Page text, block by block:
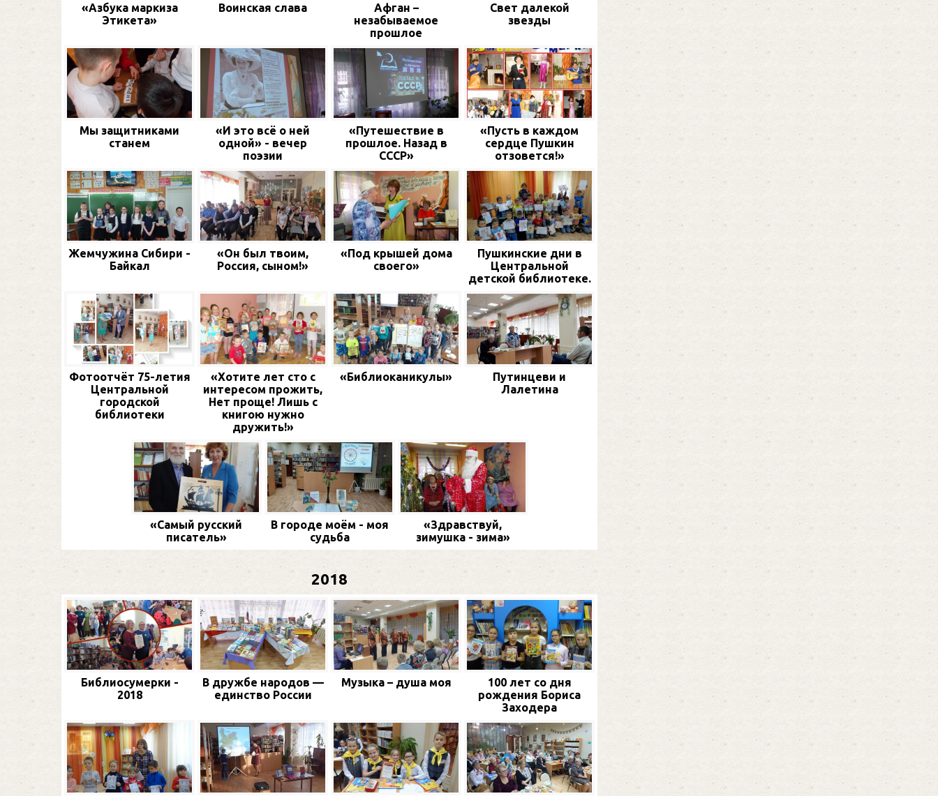
«Азбука маркиза
Этикета»
Воинская слава
Афган –
незабываемое
прошлое
Свет далекой
звезды
Мы защитниками
станем
«И это всё о ней
одной» - вечер
поэзии
«Путешествие в
прошлое. Назад в
СССР»
«Пусть в каждом
сердце Пушкин
отзовется!»
Жемчужина Сибири -
Байкал
«Он был твоим,
Россия, сыном!»
«Под крышей дома
своего»
Пушкинские дни в
Центральной
детской библиотеке.
Фотоотчёт 75-летия
Центральной
городской
библиотеки
«Хотите лет сто с
интересом прожить,
Нет проще! Лишь с
книгою нужно
дружить!»
«Библиоканикулы»
Путинцеви и
Лалетина
«Самый русский
писатель»
В городе моём - моя
судьба
«Здравствуй,
зимушка - зима»
2018
Библиосумерки -
2018
В дружбе народов —
единство России
Музыка – душа моя
100 лет со дня
рождения Бориса
Заходера